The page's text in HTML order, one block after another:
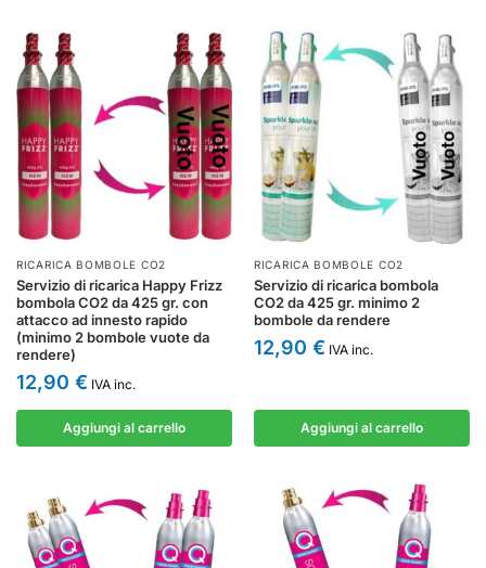
RICARICA BOMBOLE CO2
Servizio di ricarica Happy Frizz
bombola CO2 da 425 gr. con
attacco ad innesto rapido
(minimo 2 bombole vuote da
rendere)
12,90 € IVA inc.
Aggiungi al carrello
RICARICA BOMBOLE CO2
Servizio di ricarica bombola
CO2 da 425 gr. minimo 2
bombole da rendere
12,90 € IVA inc.
Aggiungi al carrello